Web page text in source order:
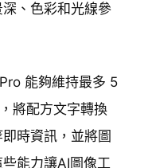
、色彩和光線參
能夠維持最多 5
將配方文字轉換
時資訊，並將圖
能力讓AI圖像工